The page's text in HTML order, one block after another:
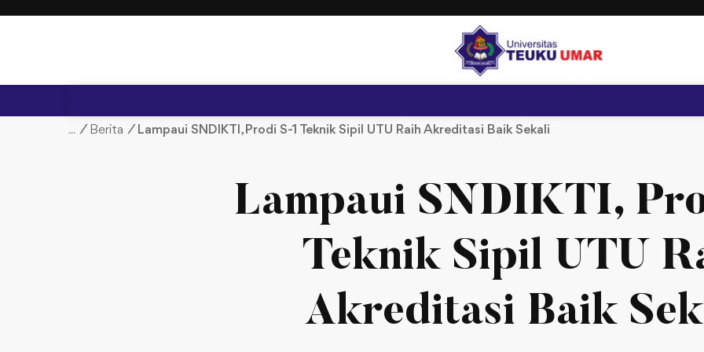
t
/ Berita / Lampaui SNDIKTI, Prodi S-1 Teknik Sipil UTU Raih Akreditasi Baik Sekali
Lampaui SNDIKTI,
Teknik Sipil UTU
Akreditasi Baik